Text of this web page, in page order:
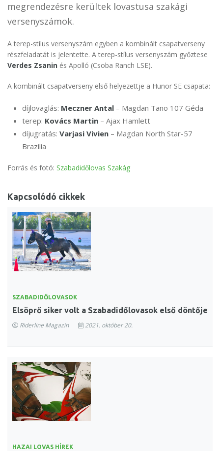
megrendezésre kerültek lovastusa szakági
versenyszámok.
A terep-stílus versenyszám egyben a kombinált csapatverseny
részfeladatát is jelentette. A terep-stílus versenyszám győztese
Verdes Zsanin és Apolló (Csoba Ranch LSE).
A kombinált csapatverseny első helyezettje a Hunor SE csapata:
díjlovaglás: Meczner Antal – Magdan Tano 107 Géda
terep: Kovács Martin – Ajax Hamlett
díjugratás: Varjasi Vivien – Magdan North Star-57
Brazilia
Forrás és fotó: Szabadidőlovas Szakág
Kapcsolódó cikkek
SZABADIDŐLOVASOK
Elsöprő siker volt a Szabadidőlovasok első döntője
Riderline Magazin 2021. október 20.
HAZAI LOVAS HÍREK